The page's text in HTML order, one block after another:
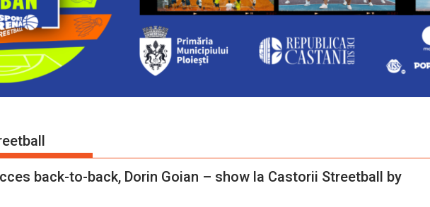
back-to-back, Dorin Goian – show la Castorii Streetball by